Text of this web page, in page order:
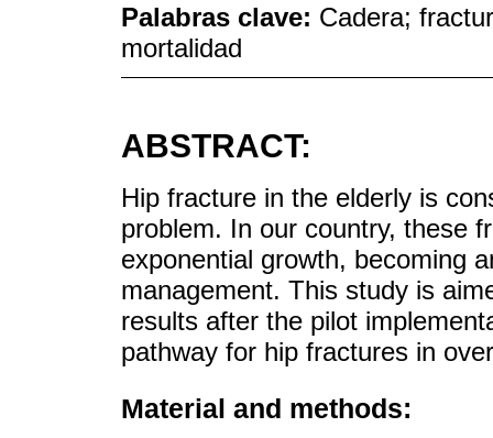
Palabras clave: Cadera;
mortalidad
ABSTRACT:
Hip fracture in the elderly is
problem. In our country, these
exponential growth, becoming
management. This study is
results after the pilot
pathway for hip fractures in
Material and methods: